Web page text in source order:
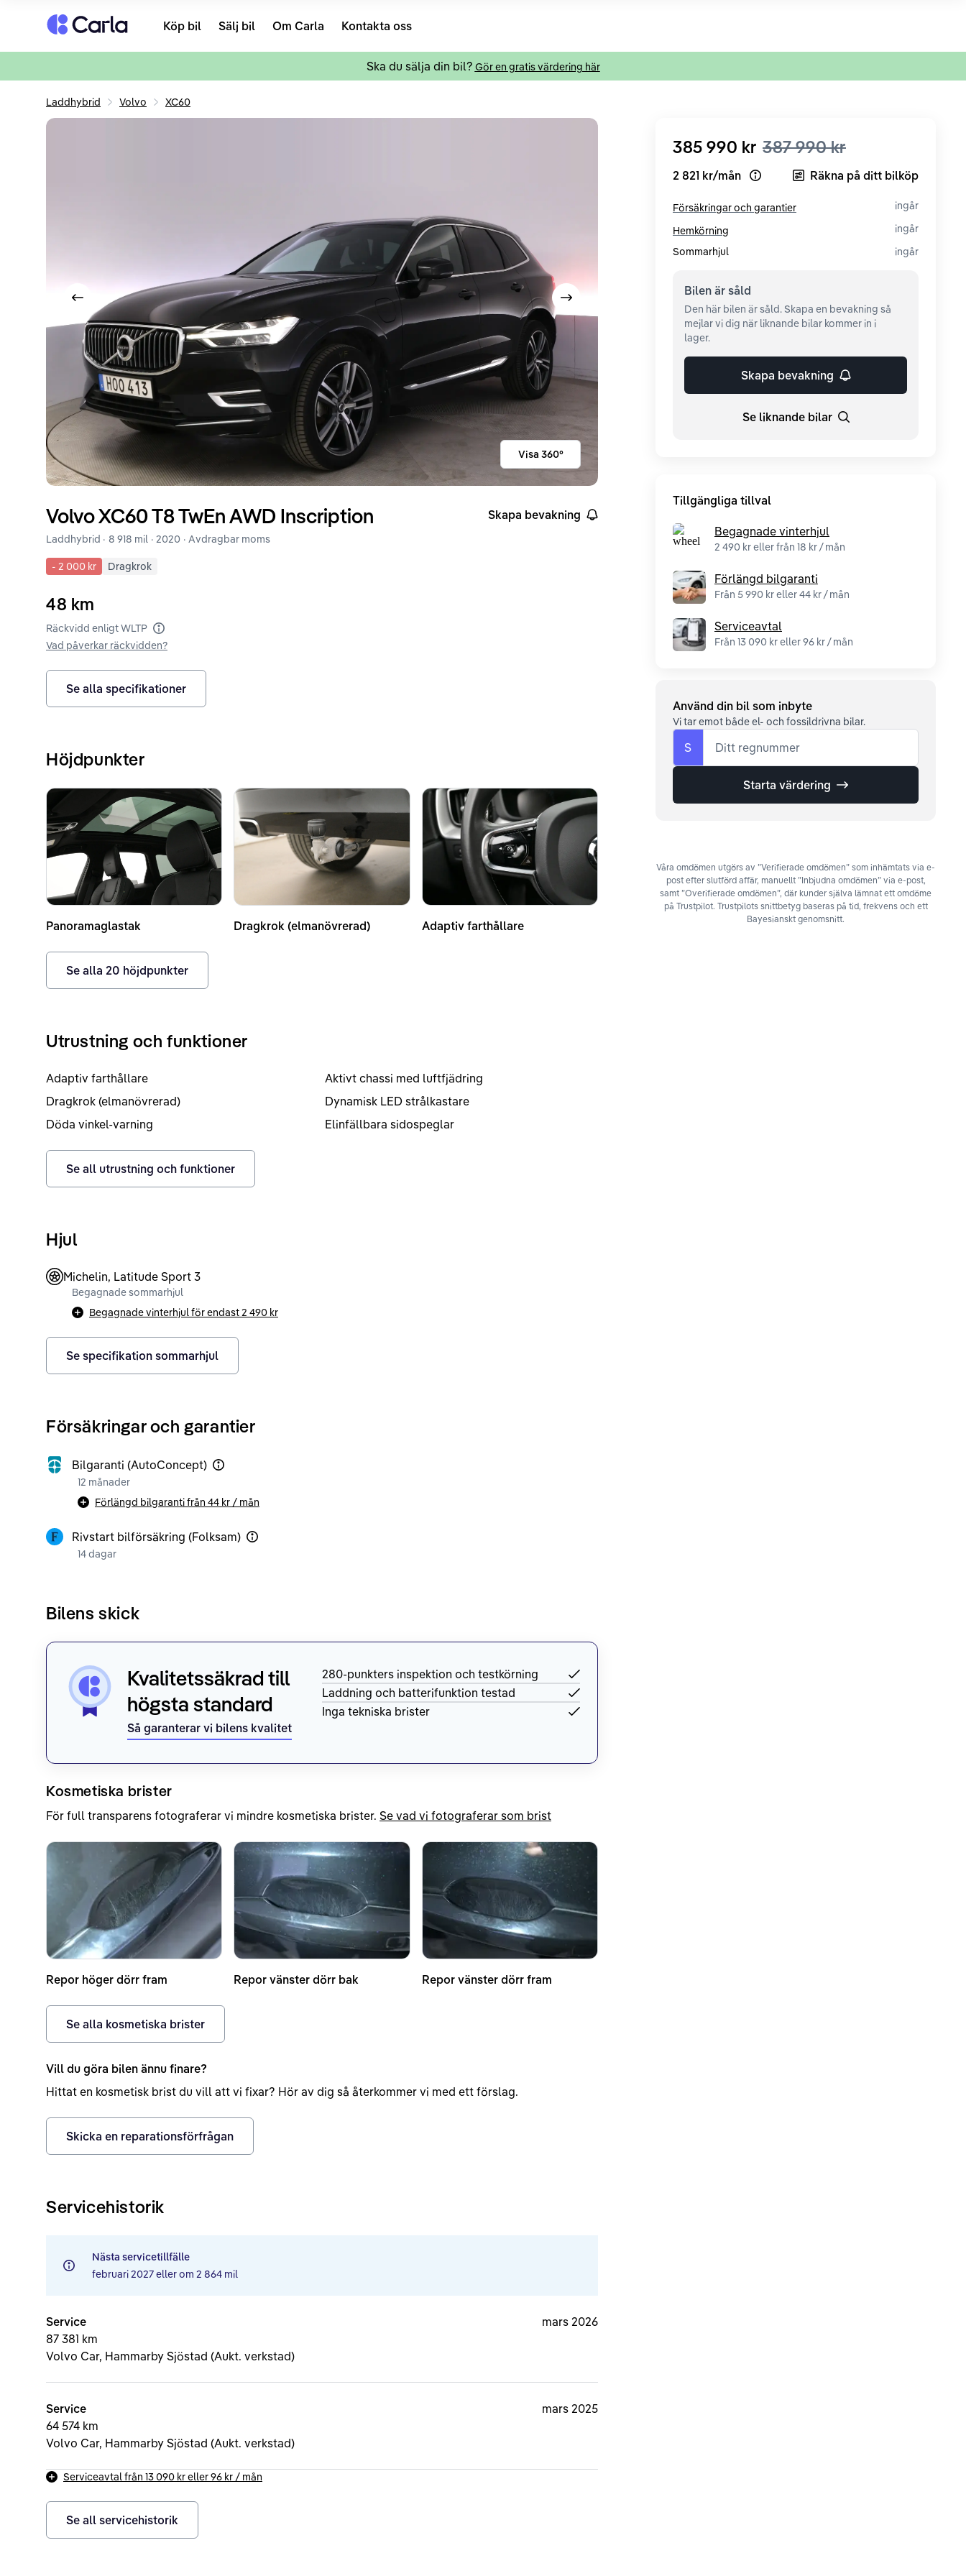
Tillbaka till startsidan Köp bil Sälj bil Om Carla Kontakta oss
Ska du sälja din bil? Gör en gratis värdering här
Laddhybrid Volvo XC60
Visa föregående bild Visa nästa bild
Visa 360°
VolvoXC60T8 TwEn AWD Inscription Skapa bevakning
Laddhybrid · 8 918 mil · 2020 · Avdragbar moms
- 2 000 kr Dragkrok
48 km
Räckvidd enligt WLTP
Vad påverkar räckvidden?
Se alla specifikationer
Höjdpunkter
Panoramaglastak Dragkrok (elmanövrerad) Adaptiv farthållare
Se alla 20 höjdpunkter
Utrustning och funktioner
Adaptiv farthållare
Aktivt chassi med luftfjädring
Dragkrok (elmanövrerad)
Dynamisk LED strålkastare
Döda vinkel-varning
Elinfällbara sidospeglar
Se all utrustning och funktioner
Hjul
Michelin, Latitude Sport 3
Begagnade sommarhjul
Begagnade vinterhjul för endast2 490 kr
Se specifikation sommarhjul
Försäkringar och garantier
Bilgaranti (AutoConcept)
12 månader
Förlängd bilgaranti från 44 kr / mån
Rivstart bilförsäkring (Folksam)
14 dagar
Bilens skick
Kvalitetssäkrad till
högsta standard
Så garanterar vi bilens kvalitet
280-punkters inspektion och testkörning
Laddning och batterifunktion testad
Inga tekniska brister
Kosmetiska brister
För full transparens fotograferar vi mindre kosmetiska brister. Se vad vi fotograferar som brist
Repor höger dörr fram Repor vänster dörr bak Repor vänster dörr fram
Se alla kosmetiska brister
Vill du göra bilen ännu finare?
Hittat en kosmetisk brist du vill att vi fixar? Hör av dig så återkommer vi med ett förslag.
Skicka en reparationsförfrågan
Servicehistorik
Nästa servicetillfälle
februari 2027eller om 2 864 mil
Service
87 381 km
Volvo Car, Hammarby Sjöstad (Aukt. verkstad)
mars 2026
Service
64 574 km
Volvo Car, Hammarby Sjöstad (Aukt. verkstad)
mars 2025
Serviceavtal från 13 090 kreller96 kr / mån
Se all servicehistorik
385 990 kr 387 990 kr
2 821 kr/mån Open loan exampleRäkna på ditt bilköp
Försäkringar och garantier
ingår
Hemkörning
ingår
Sommarhjul
ingår
Bilen är såld
Den här bilen är såld. Skapa en bevakning så
mejlar vi dig när liknande bilar kommer in i
lager.
Skapa bevakning
Se liknande bilar
Tillgängliga tillval
Begagnade vinterhjul
2 490 kr eller från 18 kr / mån
Förlängd bilgaranti
Från 5 990 kr eller 44 kr / mån
Serviceavtal
Från 13 090 kr eller 96 kr / mån
Använd din bil som inbyte
Vi tar emot både el- och fossildrivna bilar.
S Ditt regnummer
Starta värdering
Våra omdömen utgörs av ”Verifierade omdömen” som inhämtats via e-
post efter slutförd affär, manuellt ”Inbjudna omdömen” via e-post,
samt ”Overifierade omdömen”, där kunder själva lämnat ett omdöme
på Trustpilot. Trustpilots snittbetyg baseras på tid, frekvens och ett
Bayesianskt genomsnitt.